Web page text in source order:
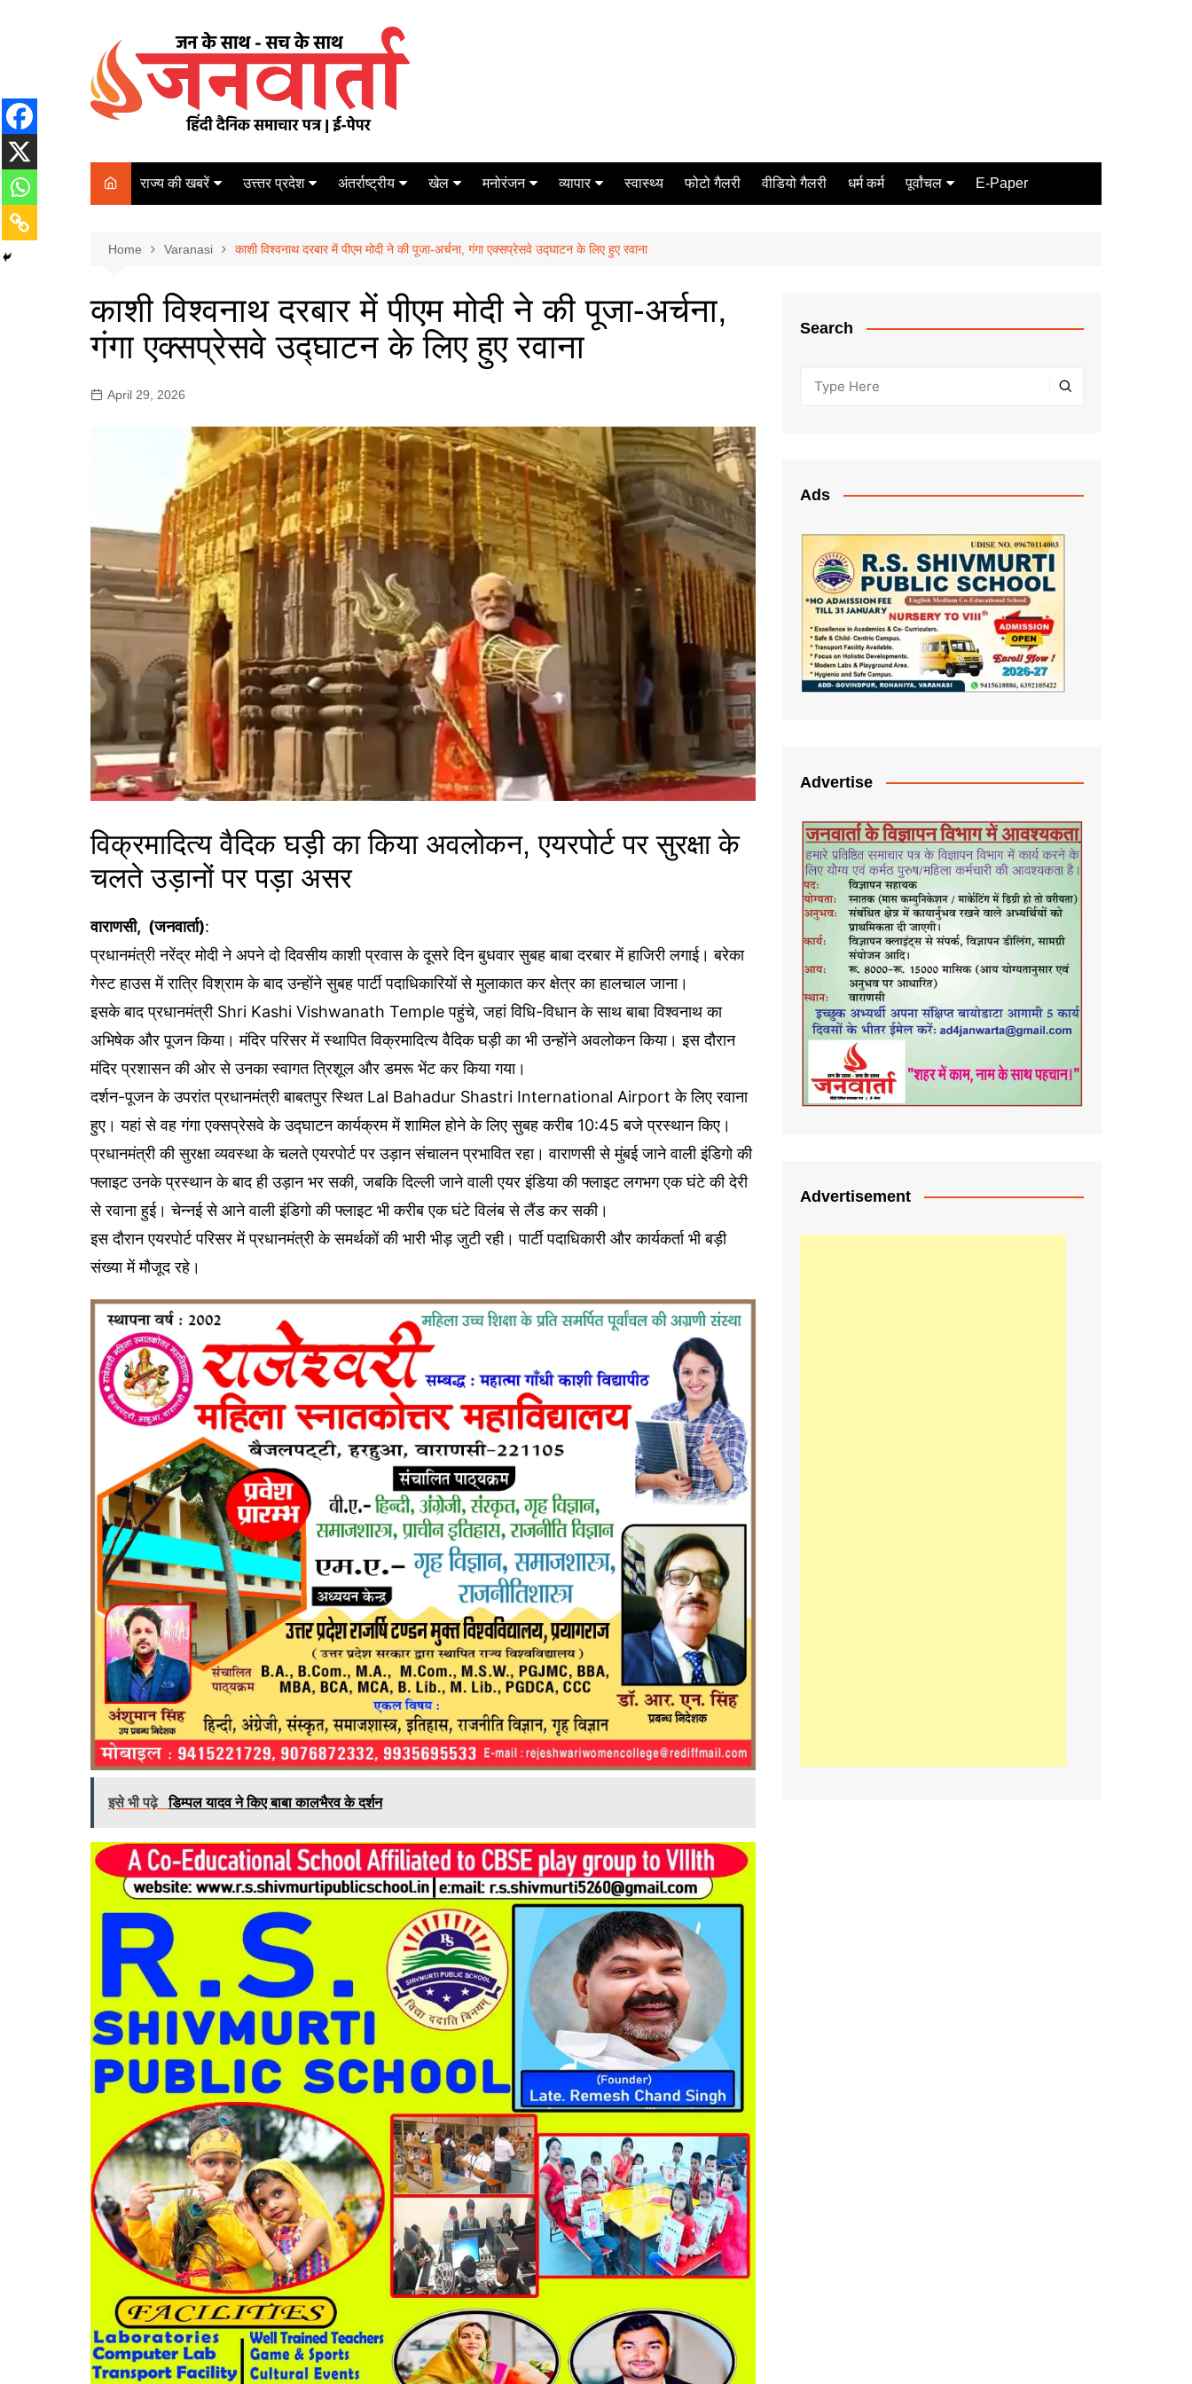
राज्य की खबरें
पटना
कोलकाता
नई दिल्ली
मुम्बई
उत्त्तर प्रदेश
कानपुर
आज़मगढ़
ग़ाज़ीपुर
लखनऊ
सोनभद्र
अंतर्राष्ट्रीय खेल
टेनिस
मनोरंजन
मिर्च मसाला
व्यापार
ऑटो मोबाइल
स्वास्थ्य फोटो गैलरी वीडियो गैलरी धर्म कर्म पूर्वांचल E-Paper
Home Varanasi काशी विश्वनाथ दरबार में पीएम मोदी ने की पूजा-अर्चना, गंगा एक्सप्रेसवे उद्घाटन के लिए हुए रवाना
काशी विश्वनाथ दरबार में पीएम मोदी ने की पूजा-अर्चना,
गंगा एक्सप्रेसवे उद्घाटन के लिए हुए रवाना
April 29, 2026
विक्रमादित्य वैदिक घड़ी का किया अवलोकन, एयरपोर्ट पर सुरक्षा के
चलते उड़ानों पर पड़ा असर
वाराणसी, (जनवार्ता):
प्रधानमंत्री नरेंद्र मोदी ने अपने दो दिवसीय काशी प्रवास के दूसरे दिन बुधवार सुबह बाबा दरबार में हाजिरी लगाई। बरेका
गेस्ट हाउस में रात्रि विश्राम के बाद उन्होंने सुबह पार्टी पदाधिकारियों से मुलाकात कर क्षेत्र का हालचाल जाना।
इसके बाद प्रधानमंत्री Shri Kashi Vishwanath Temple पहुंचे, जहां विधि-विधान के साथ बाबा विश्वनाथ का
अभिषेक और पूजन किया। मंदिर परिसर में स्थापित विक्रमादित्य वैदिक घड़ी का भी उन्होंने अवलोकन किया। इस दौरान
मंदिर प्रशासन की ओर से उनका स्वागत त्रिशूल और डमरू भेंट कर किया गया।
दर्शन-पूजन के उपरांत प्रधानमंत्री बाबतपुर स्थित Lal Bahadur Shastri International Airport के लिए रवाना
हुए। यहां से वह गंगा एक्सप्रेसवे के उद्घाटन कार्यक्रम में शामिल होने के लिए सुबह करीब 10:45 बजे प्रस्थान किए।
प्रधानमंत्री की सुरक्षा व्यवस्था के चलते एयरपोर्ट पर उड़ान संचालन प्रभावित रहा। वाराणसी से मुंबई जाने वाली इंडिगो की
फ्लाइट उनके प्रस्थान के बाद ही उड़ान भर सकी, जबकि दिल्ली जाने वाली एयर इंडिया की फ्लाइट लगभग एक घंटे की देरी
से रवाना हुई। चेन्नई से आने वाली इंडिगो की फ्लाइट भी करीब एक घंटे विलंब से लैंड कर सकी।
इस दौरान एयरपोर्ट परिसर में प्रधानमंत्री के समर्थकों की भारी भीड़ जुटी रही। पार्टी पदाधिकारी और कार्यकर्ता भी बड़ी
संख्या में मौजूद रहे।
इसे भी पढ़े डिम्पल यादव ने किए बाबा कालभैरव के दर्शन
Search
Ads
Advertise
Advertisement